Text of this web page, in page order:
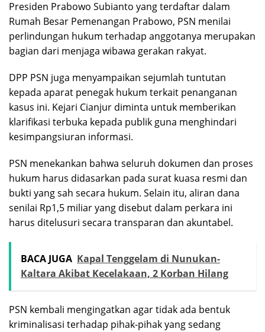
Presiden Prabowo Subianto yang terdaftar dalam
Rumah Besar Pemenangan Prabowo, PSN menilai
perlindungan hukum terhadap anggotanya merupakan
bagian dari menjaga wibawa gerakan rakyat.
DPP PSN juga menyampaikan sejumlah tuntutan
kepada aparat penegak hukum terkait penanganan
kasus ini. Kejari Cianjur diminta untuk memberikan
klarifikasi terbuka kepada publik guna menghindari
kesimpangsiuran informasi.
PSN menekankan bahwa seluruh dokumen dan proses
hukum harus didasarkan pada surat kuasa resmi dan
bukti yang sah secara hukum. Selain itu, aliran dana
senilai Rp1,5 miliar yang disebut dalam perkara ini
harus ditelusuri secara transparan dan akuntabel.
BACA JUGA Kapal Tenggelam di Nunukan-
Kaltara Akibat Kecelakaan, 2 Korban Hilang
PSN kembali mengingatkan agar tidak ada bentuk
kriminalisasi terhadap pihak-pihak yang sedang